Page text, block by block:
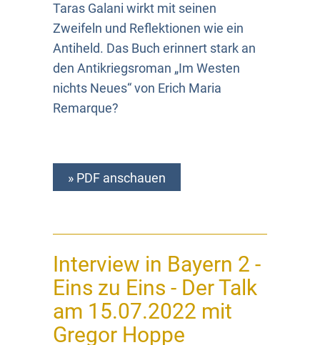
Taras Galani wirkt mit seinen
Zweifeln und Reflektionen wie ein
Antiheld. Das Buch erinnert stark an
den Antikriegsroman „Im Westen
nichts Neues“ von Erich Maria
Remarque?
» PDF anschauen
Interview in Bayern 2 -
Eins zu Eins - Der Talk
am 15.07.2022 mit
Gregor Hoppe